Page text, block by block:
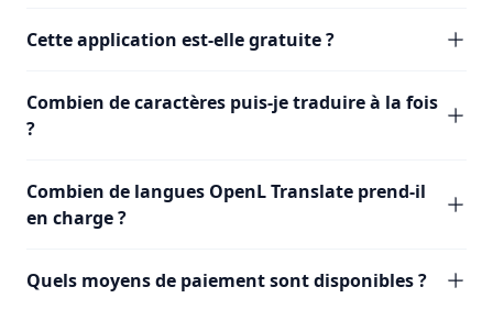
Cette application est-elle gratuite ?
Combien de caractères puis-je traduire à la fois
?
Combien de langues OpenL Translate prend-il
en charge ?
Quels moyens de paiement sont disponibles ?